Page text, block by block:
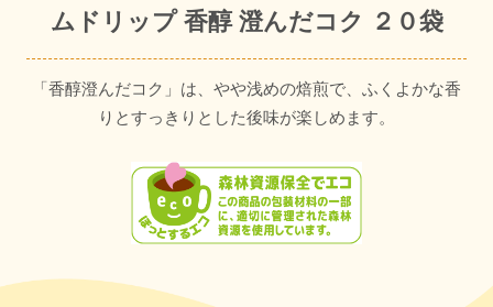
ムドリップ 香醇 澄んだコク ２０袋
「香醇澄んだコク」は、やや浅めの焙煎で、ふくよかな香
りとすっきりとした後味が楽しめます。